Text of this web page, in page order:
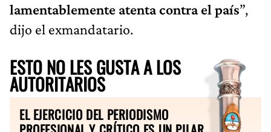
lamentablemente atenta contra el país”,
dijo el exmandatario.
ESTO NO LES GUSTA A LOS
AUTORITARIOS
EL EJERCICIO DEL PERIODISMO